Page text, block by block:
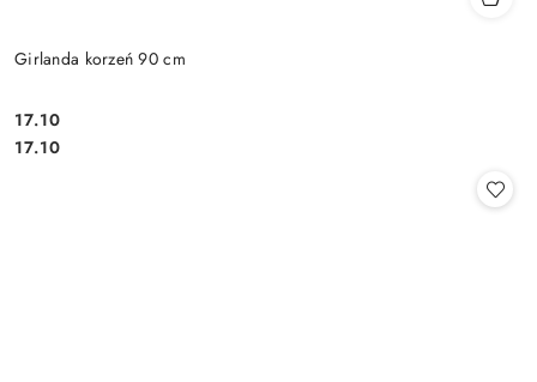
Girlanda korzeń 90 cm
Cena:
17.10
Cena:
17.10